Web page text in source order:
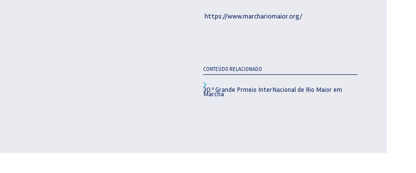
https://www.marchariomaior.org/
CONTEÚDO RELACIONADO
30.º Grande Prmeio InterNacional de Rio Maior em
Marcha